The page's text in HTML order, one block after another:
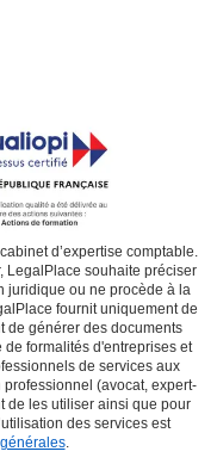
d’expertise comptable.
LegalPlace souhaite préciser
juridique ou ne procède à la
fournit uniquement de
de générer des documents
formalités d'entreprises et
de services aux
(avocat, expert-
de les utiliser ainsi que pour
des services est
.